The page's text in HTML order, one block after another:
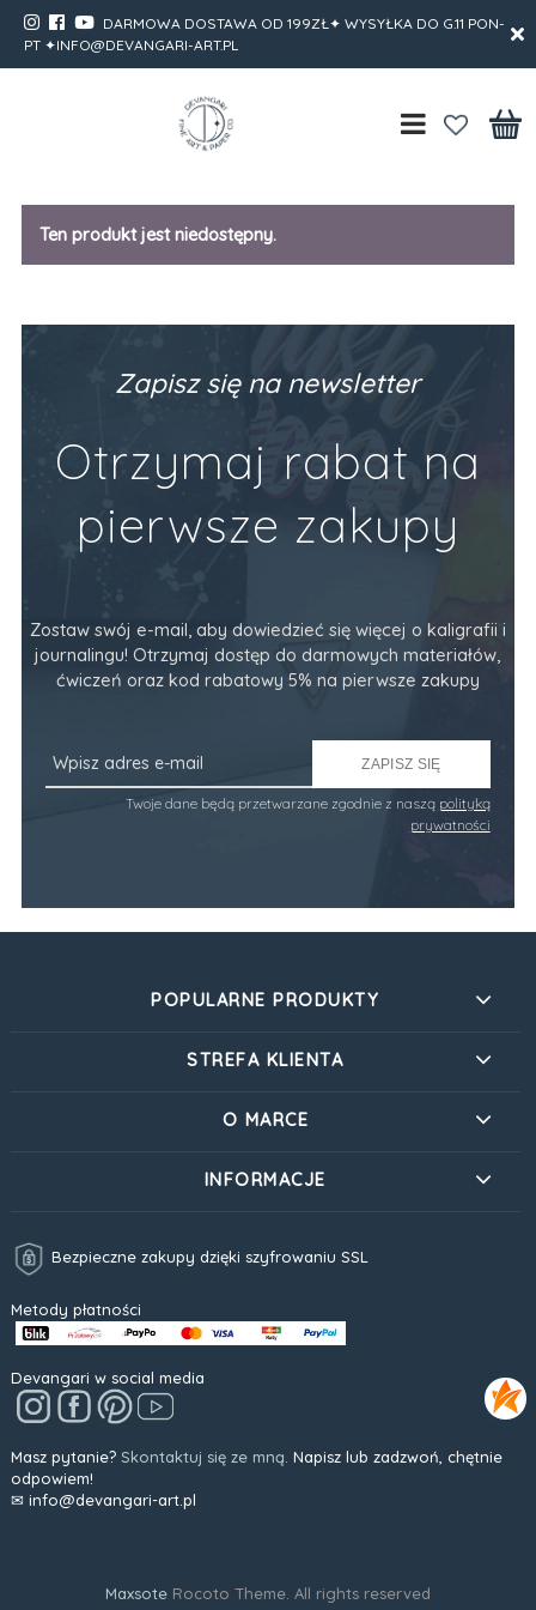
DARMOWA DOSTAWA OD 199ZŁ✦ WYSYŁKA DO G.11 PON-
PT ✦INFO@DEVANGARI-ART.PL
Ten produkt jest niedostępny.
Zapisz się na newsletter
Otrzymaj rabat na
pierwsze zakupy
Zostaw swój e-mail, aby dowiedzieć się więcej o kaligrafii i
journalingu! Otrzymaj dostęp do darmowych materiałów,
ćwiczeń oraz kod rabatowy 5% na pierwsze zakupy
ZAPISZ SIĘ
Twoje dane będą przetwarzane zgodnie z naszą polityką
prywatności
POPULARNE PRODUKTY
STREFA KLIENTA
O MARCE
INFORMACJE
Bezpieczne zakupy dzięki szyfrowaniu SSL
Metody płatności
Devangari w social media
Masz pytanie? Skontaktuj się ze mną. Napisz lub zadzwoń, chętnie
odpowiem!
✉ info@devangari-art.pl
Maxsote Rocoto Theme. All rights reserved